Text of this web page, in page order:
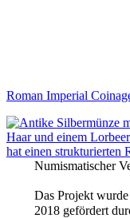
Roman Imperial
Numismatischer
Das Projekt
2018 gefördert